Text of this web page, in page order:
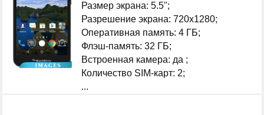
Размер экрана: 5.5";
Разрешение экрана: 720x1280;
Оперативная память: 4 ГБ;
Флэш-память: 32 ГБ;
Встроенная камера: да ;
Количество SIM-карт: 2;
...